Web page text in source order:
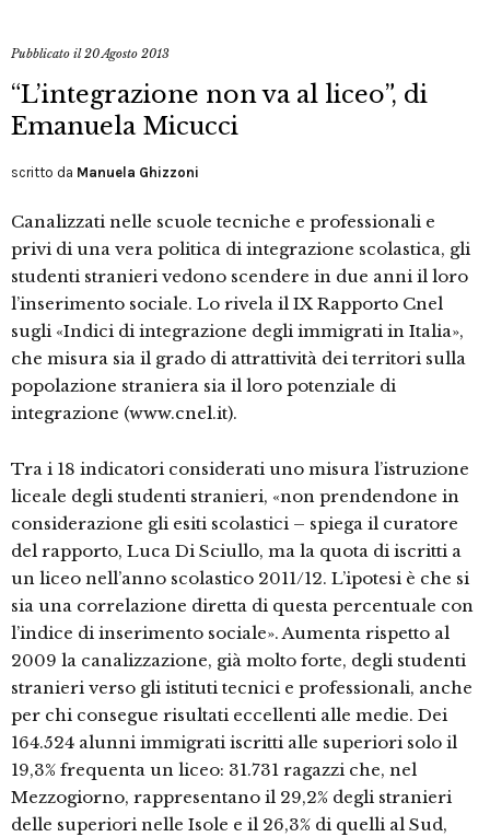
Pubblicato il20 Agosto 2013
“L’integrazione non va al liceo”, di
Emanuela Micucci
scritto da Manuela Ghizzoni
Canalizzati nelle scuole tecniche e professionali e
privi di una vera politica di integrazione scolastica, gli
studenti stranieri vedono scendere in due anni il loro
l’inserimento sociale. Lo rivela il IX Rapporto Cnel
sugli «Indici di integrazione degli immigrati in Italia»,
che misura sia il grado di attrattività dei territori sulla
popolazione straniera sia il loro potenziale di
integrazione (www.cnel.it).
Tra i 18 indicatori considerati uno misura l’istruzione
liceale degli studenti stranieri, «non prendendone in
considerazione gli esiti scolastici – spiega il curatore
del rapporto, Luca Di Sciullo, ma la quota di iscritti a
un liceo nell’anno scolastico 2011/12. L’ipotesi è che si
sia una correlazione diretta di questa percentuale con
l’indice di inserimento sociale». Aumenta rispetto al
2009 la canalizzazione, già molto forte, degli studenti
stranieri verso gli istituti tecnici e professionali, anche
per chi consegue risultati eccellenti alle medie. Dei
164.524 alunni immigrati iscritti alle superiori solo il
19,3% frequenta un liceo: 31.731 ragazzi che, nel
Mezzogiorno, rappresentano il 29,2% degli stranieri
delle superiori nelle Isole e il 26,3% di quelli al Sud,